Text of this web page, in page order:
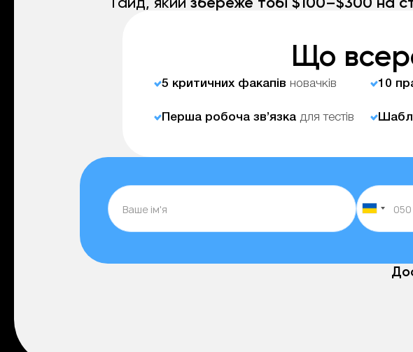
Гайд, який збереже тобі $100–$300 на
Що
5 критичних факапів новачків 10
Перша робоча зв’язка для тестів